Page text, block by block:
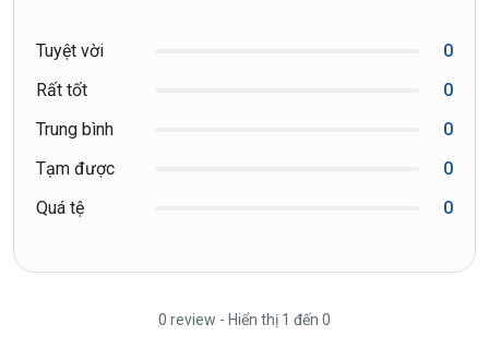
Tuyệt vời
0
Rất tốt
0
Trung bình
0
Tạm được
0
Quá tệ
0
0 review - Hiển thị 1 đến 0